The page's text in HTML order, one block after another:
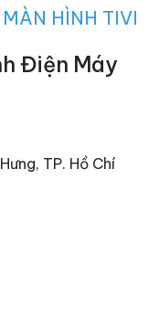
MÀN HÌNH TIVI
Điện Máy
TP. Hồ Chí